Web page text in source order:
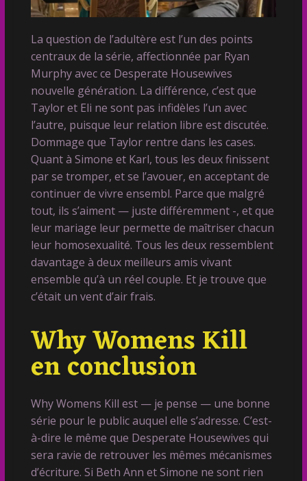
La question de l’adultère est l’un des points
centraux de la série, affectionnée par Ryan
Murphy avec ce Desperate Housewives
nouvelle génération. La différence, c’est que
Taylor et Eli ne sont pas infidèles l’un avec
l’autre, puisque leur relation libre est discutée.
Dommage que Taylor rentre dans les cases.
Quant à Simone et Karl, tous les deux finissent
par se tromper, et se l’avouer, en acceptant de
continuer de vivre ensembl. Parce que malgré
tout, ils s’aiment — juste différemment -, et que
leur mariage leur permette de maîtriser chacun
leur homosexualité. Tous les deux ressemblent
davantage à deux meilleurs amis vivant
ensemble qu’à un réel couple. Et je trouve que
c’était un vent d’air frais.
Why Womens Kill
en conclusion
Why Womens Kill est — je pense — une bonne
série pour le public auquel elle s’adresse. C’est-
à-dire le même que Desperate Housewives qui
sera ravie de retrouver les mêmes mécanismes
d’écriture. Si Beth Ann et Simone ne sont rien